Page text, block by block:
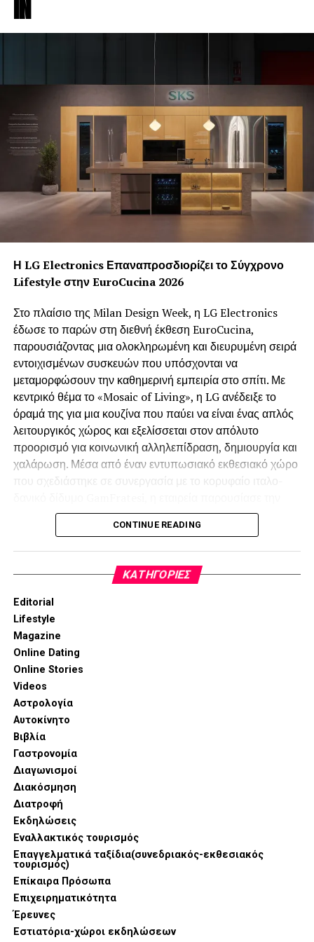
παραγωγή των προϊόντων της, επιβεβαιώνοντας τη
συμμόρφωση της παραγωγικής διαδικασίας με τις
IN
Η LG Electronics Επαναπροσδιορίζει το Σύγχρονο
Lifestyle στην EuroCucina 2026
Στο πλαίσιο της Milan Design Week, η LG Electronics
έδωσε το παρών στη διεθνή έκθεση EuroCucina,
παρουσιάζοντας μια ολοκληρωμένη και διευρυμένη σειρά
εντοιχισμένων συσκευών που υπόσχονται να
μεταμορφώσουν την καθημερινή εμπειρία στο σπίτι. Με
κεντρικό θέμα το «Mosaic of Living», η LG ανέδειξε το
όραμά της για μια κουζίνα που παύει να είναι ένας απλός
λειτουργικός χώρος και εξελίσσεται στον απόλυτο
προορισμό για κοινωνική αλληλεπίδραση, δημιουργία και
χαλάρωση. Μέσα από έναν εντυπωσιακό εκθεσιακό χώρο
που σχεδιάστηκε σε συνεργασία με το κορυφαίο ιταλο-
ultra-premium σειρά Signature Kitchen Suite (SKS) και
τη νέα σειρά LG Built-in, προσφέροντας εξατομικευμένες
λύσεις που εναρμονίζονται πλήρως με τις απαιτητικές
τάσεις του σύγχρονου ευρωπαϊκού design.
Στην αιχμή της παρουσίασης βρέθηκαν καινοτομίες που
συνδυάζουν την επαγγελματική απόδοση με την αισθητική
τελειότητα. Η σειρά SKS εντυπωσίασε με τον Compact
Oven 6-σε-1, μια συσκευή που συγκεντρώνει λειτουργίες
ψησίματος, air fryer και μαγειρέματος στον ατμό,
προσφέροντας τη μέγιστη ευελιξία στη γυναίκα που
διαθέτει περιορισμένο χρόνο αλλά υψηλές γαστρονομικές
απαιτήσεις.
CONTINUE READING
KΑΤΗΓΟΡΊΕΣ
Editorial
Lifestyle
Magazine
Online Dating
Online Stories
Videos
Αστρολογία
Αυτοκίνητο
Βιβλία
Γαστρονομία
Διαγωνισμοί
Διακόσμηση
Διατροφή
Εκδηλώσεις
Εναλλακτικός τουρισμός
Επαγγελματικά ταξίδια(συνεδριακός-εκθεσιακός
τουρισμός)
Επίκαιρα Πρόσωπα
Επιχειρηματικότητα
Έρευνες
Εστιατόρια-χώροι εκδηλώσεων